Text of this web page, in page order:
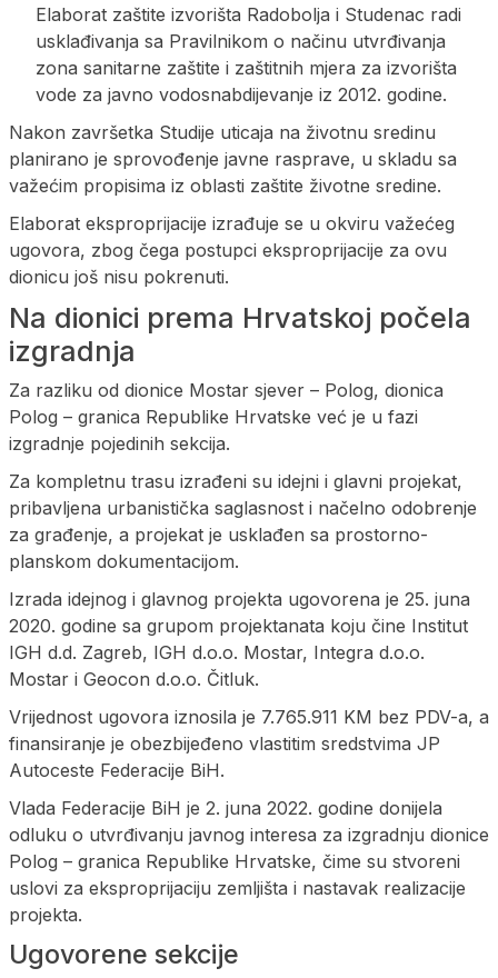
Elaborat zaštite izvorišta Radobolja i Studenac radi
usklađivanja sa Pravilnikom o načinu utvrđivanja
zona sanitarne zaštite i zaštitnih mjera za izvorišta
vode za javno vodosnabdijevanje iz 2012. godine.
Nakon završetka Studije uticaja na životnu sredinu
planirano je sprovođenje javne rasprave, u skladu sa
važećim propisima iz oblasti zaštite životne sredine.
Elaborat eksproprijacije izrađuje se u okviru važećeg
ugovora, zbog čega postupci eksproprijacije za ovu
dionicu još nisu pokrenuti.
Na dionici prema Hrvatskoj počela
izgradnja
Za razliku od dionice Mostar sjever – Polog, dionica
Polog – granica Republike Hrvatske već je u fazi
izgradnje pojedinih sekcija.
Za kompletnu trasu izrađeni su idejni i glavni projekat,
pribavljena urbanistička saglasnost i načelno odobrenje
za građenje, a projekat je usklađen sa prostorno-
planskom dokumentacijom.
Izrada idejnog i glavnog projekta ugovorena je 25. juna
2020. godine sa grupom projektanata koju čine Institut
IGH d.d. Zagreb, IGH d.o.o. Mostar, Integra d.o.o.
Mostar i Geocon d.o.o. Čitluk.
Vrijednost ugovora iznosila je 7.765.911 KM bez PDV-a, a
finansiranje je obezbijeđeno vlastitim sredstvima JP
Autoceste Federacije BiH.
Vlada Federacije BiH je 2. juna 2022. godine donijela
odluku o utvrđivanju javnog interesa za izgradnju dionice
Polog – granica Republike Hrvatske, čime su stvoreni
uslovi za eksproprijaciju zemljišta i nastavak realizacije
projekta.
Ugovorene sekcije